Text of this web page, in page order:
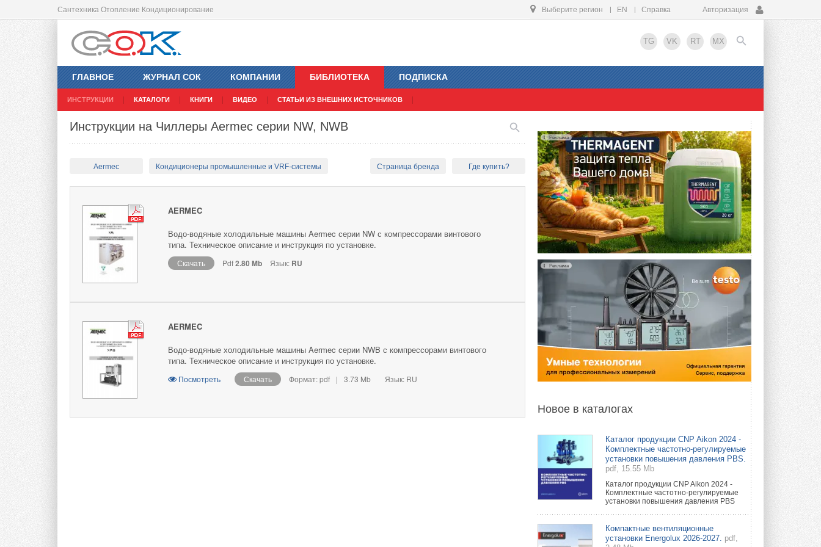
Сантехника Отопление Кондиционирование Выберите регион EN Справка Авторизация
TG VK RT MX
ГЛАВНОЕ ЖУРНАЛ СОК КОМПАНИИ БИБЛИОТЕКА
ИНСТРУКЦИИ КАТАЛОГИ КНИГИ ВИДЕО СТАТЬИ ИЗ ВНЕШНИХ ИСТОЧНИКОВ
ПОДПИСКА
EN
Инструкции на Чиллеры Aermec серии NW, NWB
Aermec Кондиционеры промышленные и VRF-системы Страница бренда Где купить?
AERMEC
Водо-водяные холодильные машины Aermec серии NW с компрессорами винтового
типа. Техническое описание и инструкция по установке.
Скачать Pdf2.80 Mb Язык: RU
AERMEC
Водо-водяные холодильные машины Aermec серии NWB с компрессорами винтового
типа. Техническое описание и инструкция по установке.
Посмотреть Скачать Формат: pdf | 3.73 Mb Язык: RU
Реклама
Реклама
Новое в каталогах
Каталог продукции CNP Aikon 2024 -
Комплектные частотно-регулируемые
установки повышения давления PBS.
pdf, 15.55 Mb
Каталог продукции CNP Aikon 2024 -
Комплектные частотно-регулируемые
установки повышения давления PBS
Компактные вентиляционные
установки Energolux 2026-2027. pdf,